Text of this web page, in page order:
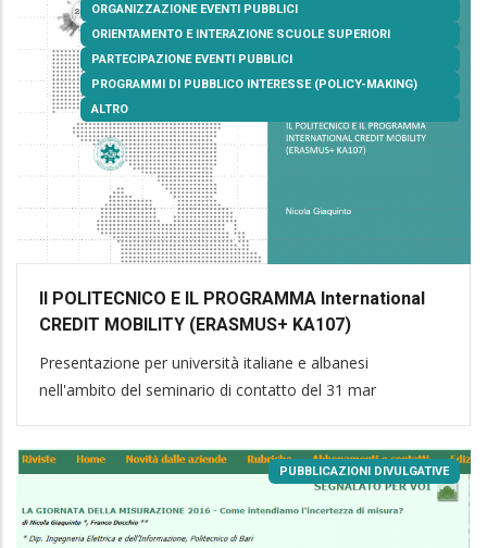
ORGANIZZAZIONE EVENTI PUBBLICI
ORIENTAMENTO E INTERAZIONE SCUOLE SUPERIORI
PARTECIPAZIONE EVENTI PUBBLICI
PROGRAMMI DI PUBBLICO INTERESSE (POLICY-MAKING)
ALTRO
Il POLITECNICO E IL PROGRAMMA International
CREDIT MOBILITY (ERASMUS+ KA107)
Presentazione per università italiane e albanesi
nell'ambito del seminario di contatto del 31 mar
PUBBLICAZIONI DIVULGATIVE